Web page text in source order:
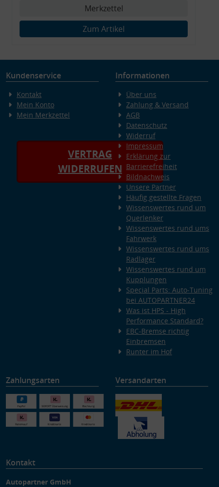
Merkzettel
Zum Artikel
Kundenservice
Kontakt
Mein Konto
Mein Merkzettel
VERTRAG
WIDERRUFEN
Informationen
Über uns
Zahlung & Versand
AGB
Datenschutz
Widerruf
Impressum
Erklärung zur
Barrierefreiheit
Bildnachweis
Unsere Partner
Häufig gestellte Fragen
Wissenswertes rund um
Querlenker
Wissenswertes rund ums
Fahrwerk
Wissenswertes rund ums
Radlager
Wissenswertes rund um
Kupplungen
Special Parts: Auto-Tuning
bei AUTOPARTNER24
Was ist HPS - High
Performance Standard?
EBC-Bremse richtig
Einbremsen
Runter im Hof
Zahlungsarten Versandarten
Kontakt
Autopartner GmbH